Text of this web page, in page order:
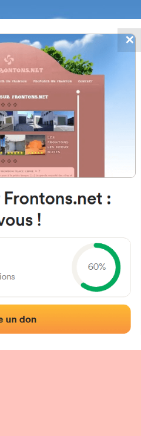
FRONTÓN AÑADIR
Espagne
1 España
#798
|Comentarios y reseñas
✕